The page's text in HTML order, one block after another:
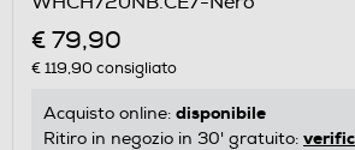
€ 79,90
€ 119,90consigliato
Acquisto online: disponibile
Ritiro in negozio in 30' gratuito: